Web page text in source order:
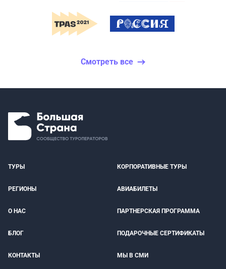
Смотреть все
ТУРЫ КОРПОРАТИВНЫЕ ТУРЫ
РЕГИОНЫ АВИАБИЛЕТЫ
О НАС ПАРТНЕРСКАЯ ПРОГРАММА
БЛОГ ПОДАРОЧНЫЕ СЕРТИФИКАТЫ
КОНТАКТЫ МЫ В СМИ